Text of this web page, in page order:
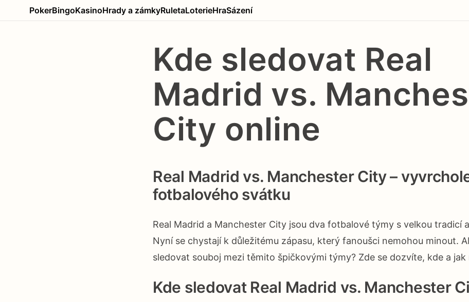
PokerBingoKasinoHrady a zámkyRuletaLoterieHraSázení
Kde sledovat Real
Madrid vs.
City online
Real Madrid vs. Manchester City –
fotbalového svátku
Real Madrid a Manchester City jsou dva fotbalové týmy s velkou tradicí
Nyní se chystají k důležitému zápasu, který fanoušci nemohou minout.
sledovat souboj mezi těmito špičkovými týmy? Zde se dozvíte, kde a jak
Kde sledovat Real Madrid vs. Manchester